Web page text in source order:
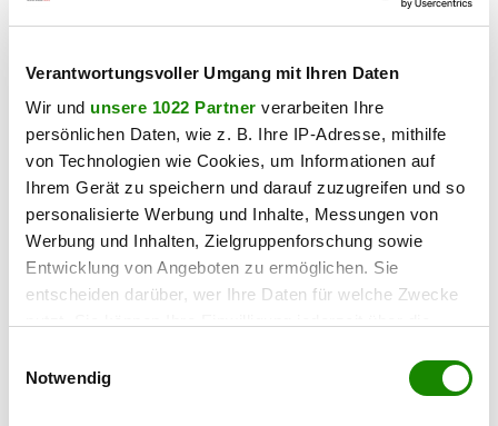
Verantwortungsvoller Umgang mit Ihren Daten
Wir und unsere 1022 Partner verarbeiten Ihre
persönlichen Daten, wie z. B. Ihre IP-Adresse, mithilfe
von Technologien wie Cookies, um Informationen auf
Ihrem Gerät zu speichern und darauf zuzugreifen und so
personalisierte Werbung und Inhalte, Messungen von
Werbung und Inhalten, Zielgruppenforschung sowie
Entwicklung von Angeboten zu ermöglichen. Sie
entscheiden darüber, wer Ihre Daten für welche Zwecke
Trigger Symbol ändern oder widerrufen
Notwendig
Die Terrasse erweitert den Wohnraum nach außen und
bietet eine Fläche für Erholung und Freizeitgestaltung.
Ausstattung
Fußbodenheizung
Hochwertige Materialien
Moderne Architektur
Energieeffiziente Bauweise